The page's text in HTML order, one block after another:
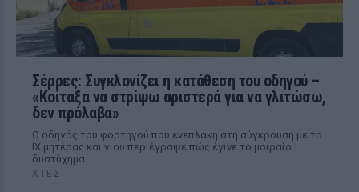
Σέρρες: Συγκλονίζει η κατάθεση του οδηγού –
«Κοίταξα να στρίψω αριστερά για να γλιτώσω,
δεν πρόλαβα»
Ο οδηγός του φορτηγού που ενεπλάκη στη σύγκρουση με το
ΙΧ μητέρας και γιου περιέγραψε πώς έγινε το μοιραίο
δυστύχημα.
ΧΤΕΣ